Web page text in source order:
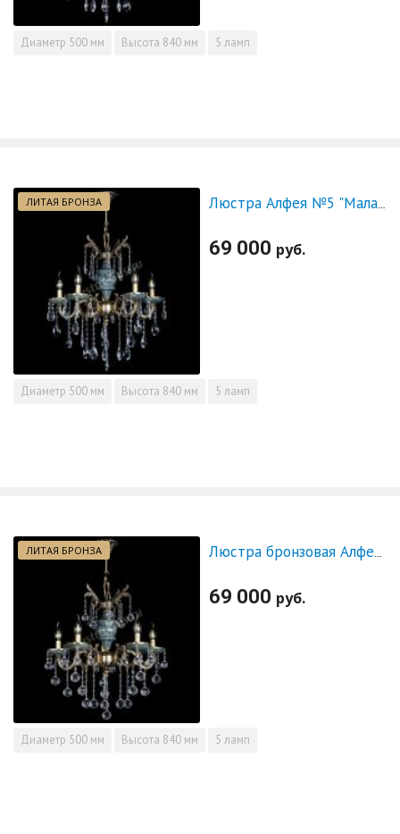
Диаметр 500 мм Высота 840 мм 5 ламп
ЛИТАЯ БРОНЗА
69 000 руб.
Диаметр 500 мм Высота 840 мм 5 ламп
ЛИТАЯ БРОНЗА Люстра бронзовая Алфея №5 "Малахит" шар
69 000 руб.
Диаметр 500 мм Высота 840 мм 5 ламп